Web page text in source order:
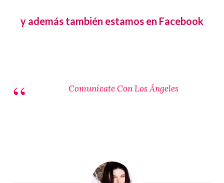
y además también estamos en Facebook
Comunícate Con Los Ángeles